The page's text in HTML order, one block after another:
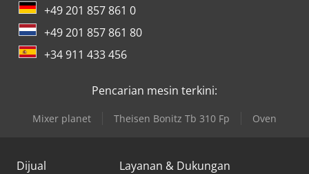
+49 201 857 861 0
+49 201 857 861 80
+34 911 433 456
Pencarian mesin terkini:
Mixer planet Theisen Bonitz Tb 310 Fp Oven
Dijual Layanan & Dukungan